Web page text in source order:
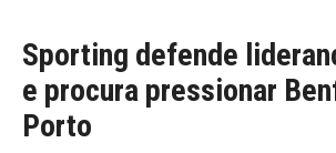
Sporting defende
e procura pressionar
Porto